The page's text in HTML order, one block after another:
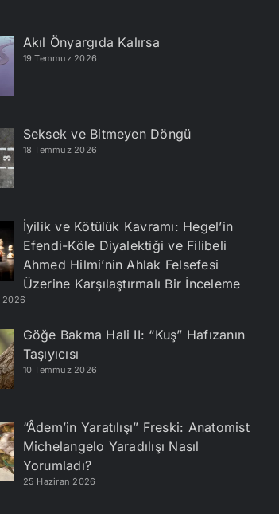
Akıl Önyargıda Kalırsa
19 Temmuz 2026
Seksek ve Bitmeyen Döngü
18 Temmuz 2026
İyilik ve Kötülük Kavramı: Hegel’in
Efendi-Köle Diyalektiği ve Filibeli
Ahmed Hilmi’nin Ahlak Felsefesi
Üzerine Karşılaştırmalı Bir İnceleme
2026
Göğe Bakma Hali II: “Kuş” Hafızanın
Taşıyıcısı
10 Temmuz 2026
“Âdem’in Yaratılışı” Freski: Anatomist
Michelangelo Yaradılışı Nasıl
Yorumladı?
25 Haziran 2026